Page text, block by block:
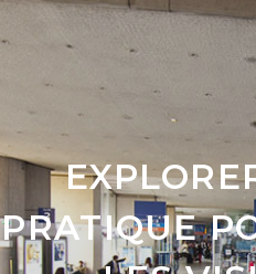
PRATIQUE
MON TOP
POUR
LE